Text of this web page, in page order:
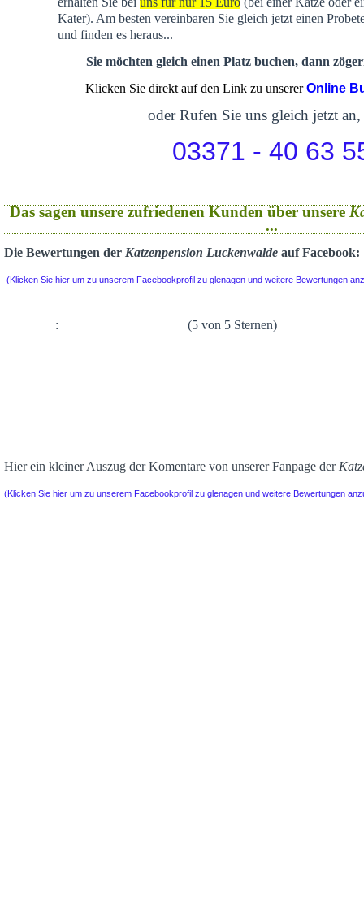
Kater). Am besten vereinbaren Sie gleich jetzt einen
und finden es heraus...
Sie möchten gleich einen Platz buchen, dann
Klicken Sie direkt auf den Link zu unsererOnline
oder Rufen Sie uns gleich jetzt an,
03371 - 40 63
Das sagen unsere zufriedenen Kunden über unsere
...
Die Bewertungen der Katzenpension Luckenwalde auf Facebook:
(Klicken Sie hier um zu unserem Facebookprofil zu glenagen und weitere Bewertungen
: (5 von 5 Sternen)
Hier ein kleiner Auszug der Komentare von unserer Fanpage der
(Klicken Sie hier um zu unserem Facebookprofil zu glenagen und weitere Bewertungen